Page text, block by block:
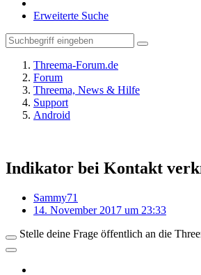
Erweiterte Suche
Threema-Forum.de
Forum
Threema, News & Hilfe
Support
Android
Indikator bei Kontakt
Sammy71
14. November 2017 um 23:33
Stelle deine Frage öffentlich an die